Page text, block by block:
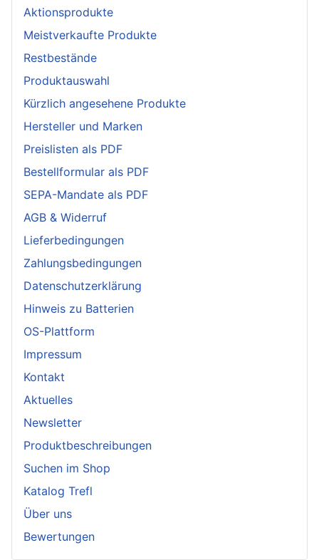
Aktionsprodukte
Meistverkaufte Produkte
Restbestände
Produktauswahl
Kürzlich angesehene Produkte
Hersteller und Marken
Preislisten als PDF
Bestellformular als PDF
SEPA-Mandate als PDF
AGB & Widerruf
Lieferbedingungen
Zahlungsbedingungen
Datenschutzerklärung
Hinweis zu Batterien
OS-Plattform
Impressum
Kontakt
Aktuelles
Newsletter
Produktbeschreibungen
Suchen im Shop
Katalog Trefl
Über uns
Bewertungen